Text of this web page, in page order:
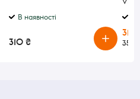
В наявності
310 ₴
310
350